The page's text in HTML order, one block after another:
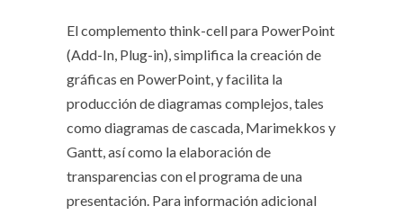
El complemento think-cell para PowerPoint
(Add-In, Plug-in), simplifica la creación de
gráficas en PowerPoint, y facilita la
producción de diagramas complejos, tales
como diagramas de cascada, Marimekkos y
Gantt, así como la elaboración de
transparencias con el programa de una
presentación. Para información adicional